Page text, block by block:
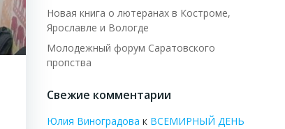
Новая книга о лютеранах в Костроме,
Ярославле и Вологде
Молодежный форум Саратовского
пропства
Свежие комментарии
Юлия Виноградова к ВСЕМИРНЫЙ ДЕНЬ